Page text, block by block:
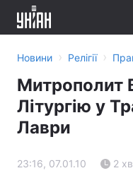
Новини › Релігії ›
Митрополит
Літургію у
Лаври
23:16, 07.01.10 2